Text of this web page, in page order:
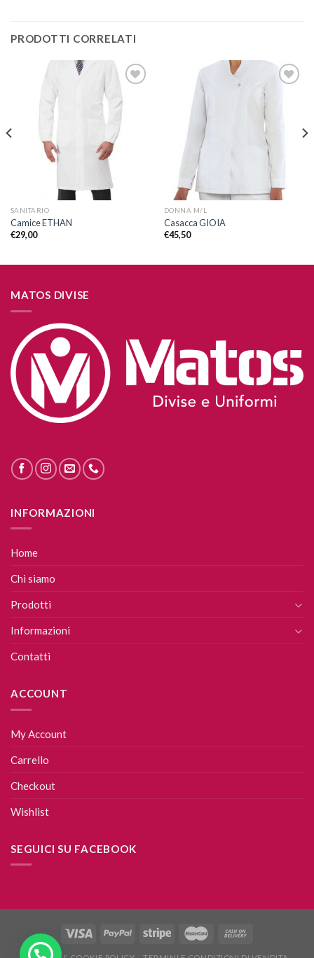
PRODOTTI CORRELATI
alla lista
SANITARIO
Camice ETHAN
€29,00
desideri
DONNA M/L
Casacca GIOIA
€45,50
MATOS DIVISE
INFORMAZIONI
Home
Chi siamo
Prodotti
Informazioni
Contatti
ACCOUNT
My Account
Carrello
Checkout
Wishlist
SEGUICI SU FACEBOOK